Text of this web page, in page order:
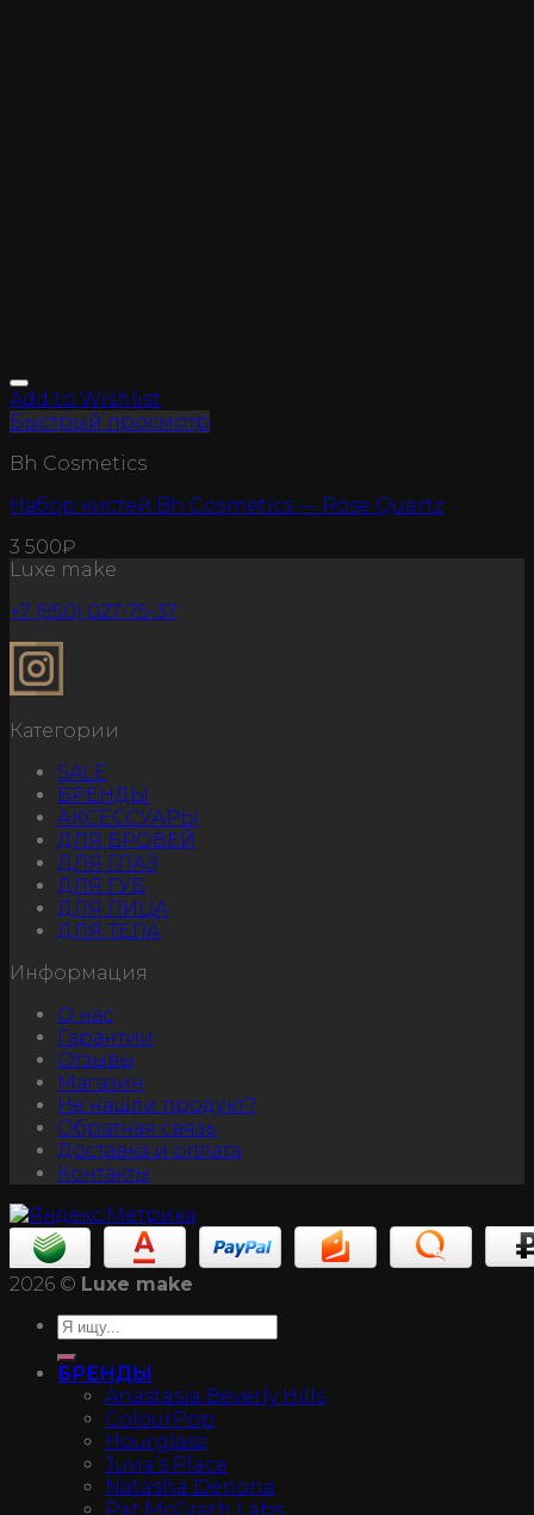
Add to Wishlist
Быстрый просмотр
Bh Cosmetics
Набор кистей Bh Cosmetics — Rose Quartz
3 500₽
Luxe make
+7 (950) 027-75-37
Категории
SALE
БРЕНДЫ
АКСЕССУАРЫ
ДЛЯ БРОВЕЙ
ДЛЯ ГЛАЗ
ДЛЯ ГУБ
ДЛЯ ЛИЦА
ДЛЯ ТЕЛА
Информация
О нас
Гарантии
Отзывы
Магазин
Не нашли продукт?
Обратная связь
Доставка и оплата
Контакты
2026 © Luxe make
БРЕНДЫ
Anastasia Beverly Hills
ColourPop
Hourglass
Juvia’s Place
Natasha Denona
Pat McGrath Labs